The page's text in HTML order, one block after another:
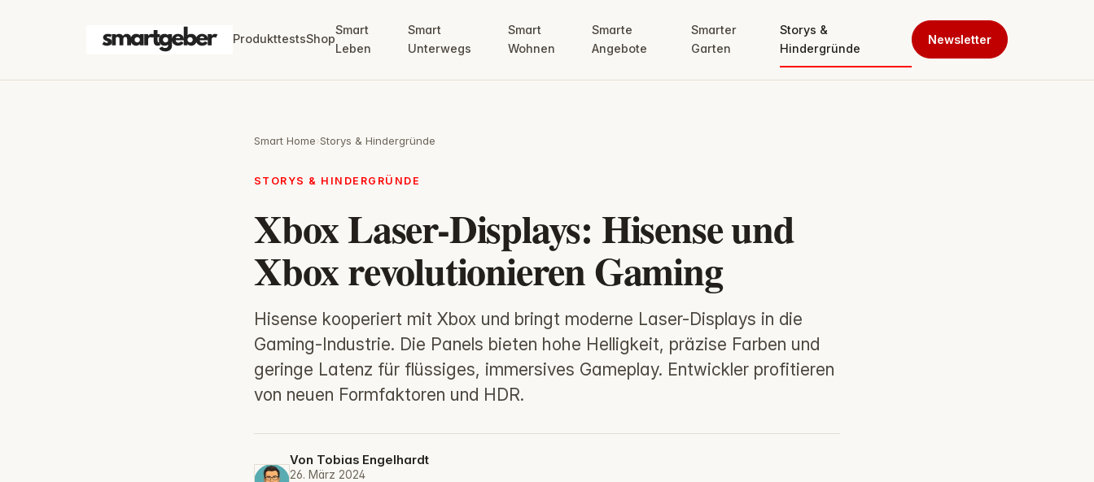
ProdukttestsShop
Smart
Leben
Smart
Unterwegs
Smart
Wohnen
Smarte
Angebote
Smarter
Garten
Storys &
Hindergründe
Newsletter
Smart Home›Storys & Hindergründe
STORYS & HINDERGRÜNDE
Xbox Laser-Displays: Hisense und
Xbox revolutionieren Gaming
Hisense kooperiert mit Xbox und bringt moderne Laser-Displays in die
Gaming-Industrie. Die Panels bieten hohe Helligkeit, präzise Farben und
geringe Latenz für flüssiges, immersives Gameplay. Entwickler profitieren
von neuen Formfaktoren und HDR.
Von Tobias Engelhardt
26. März 2024